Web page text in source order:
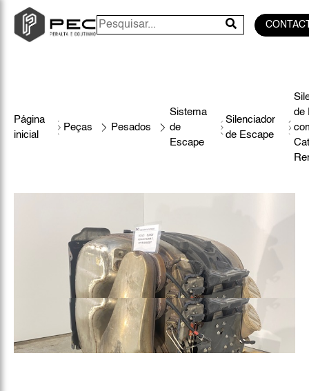
Página
inicial
Peças Pesados
Sistema
de
Escape
Silenciador
de Escape
de